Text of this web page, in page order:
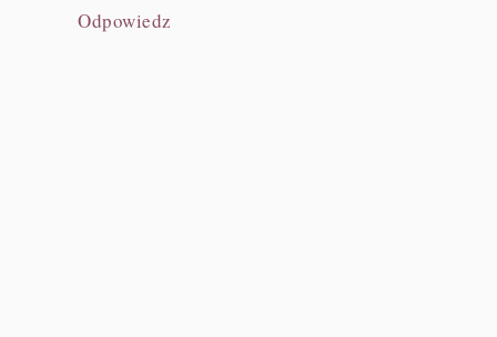
Odpowiedz